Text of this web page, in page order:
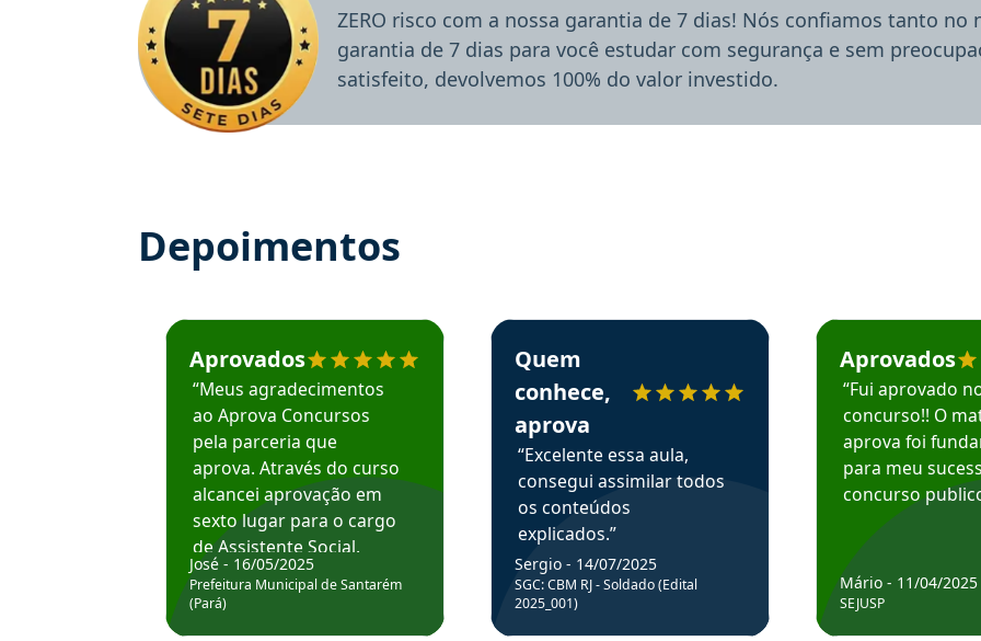
ZERO risco com a nossa garantia de 7 dias! Nós confiamos tanto
garantia de 7 dias para você estudar com segurança e sem
satisfeito, devolvemos 100% do valor investido.
Depoimentos
Estudante José recomenda o Aprova Concursos em depoimento
Aprovados
“Meus agradecimentos
ao Aprova Concursos
pela parceria que
aprova. Através do curso
alcancei aprovação em
sexto lugar para o cargo
de Assistente Social.
Hoje estou atuando na
Prefeitura de Santarém.
José - 16/05/2025
Prefeitura Municipal de Santarém
(Pará)
Estudante Sergio recomenda o Aprova Concursos em depoimento
Quem
conhece,
aprova
“Excelente essa aula,
consegui assimilar todos
os conteúdos
explicados.”
Sergio - 14/07/2025
SGC: CBM RJ - Soldado (Edital
2025_001)
Estudante Mário
Aprovados
“Fui aprovado
concurso!! O
aprova foi
para meu
concurso
Mário - 11/04/2025
SEJUSP